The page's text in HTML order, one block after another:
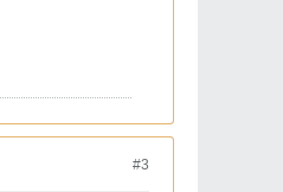
#3